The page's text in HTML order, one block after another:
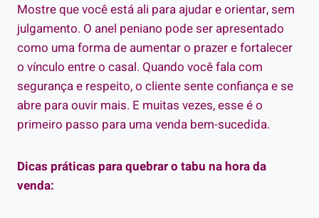
Mostre que você está ali para ajudar e orientar, sem
julgamento. O anel peniano pode ser apresentado
como uma forma de aumentar o prazer e fortalecer
o vínculo entre o casal. Quando você fala com
segurança e respeito, o cliente sente confiança e se
abre para ouvir mais. E muitas vezes, esse é o
primeiro passo para uma venda bem-sucedida.
Dicas práticas para quebrar o tabu na hora da
venda: